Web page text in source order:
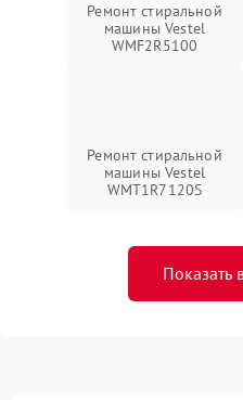
Ремонт стиральной
машины Vestel
WMF2R5100
Ремонт стиральной
машины Vestel
WMT1R7120S
Показать